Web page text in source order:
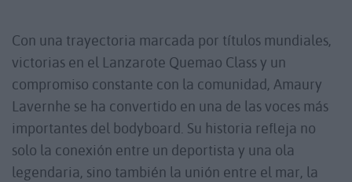
Con una trayectoria marcada por títulos mundiales,
victorias en el Lanzarote Quemao Class y un
compromiso constante con la comunidad, Amaury
Lavernhe se ha convertido en una de las voces más
importantes del bodyboard. Su historia refleja no
solo la conexión entre un deportista y una ola
legendaria, sino también la unión entre el mar, la